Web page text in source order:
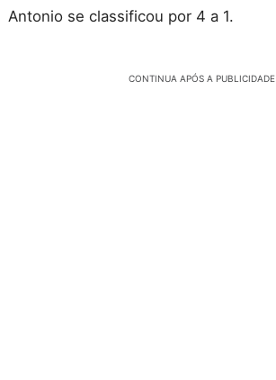
Antonio se classificou por 4 a 1.
CONTINUA APÓS A PUBLICIDADE